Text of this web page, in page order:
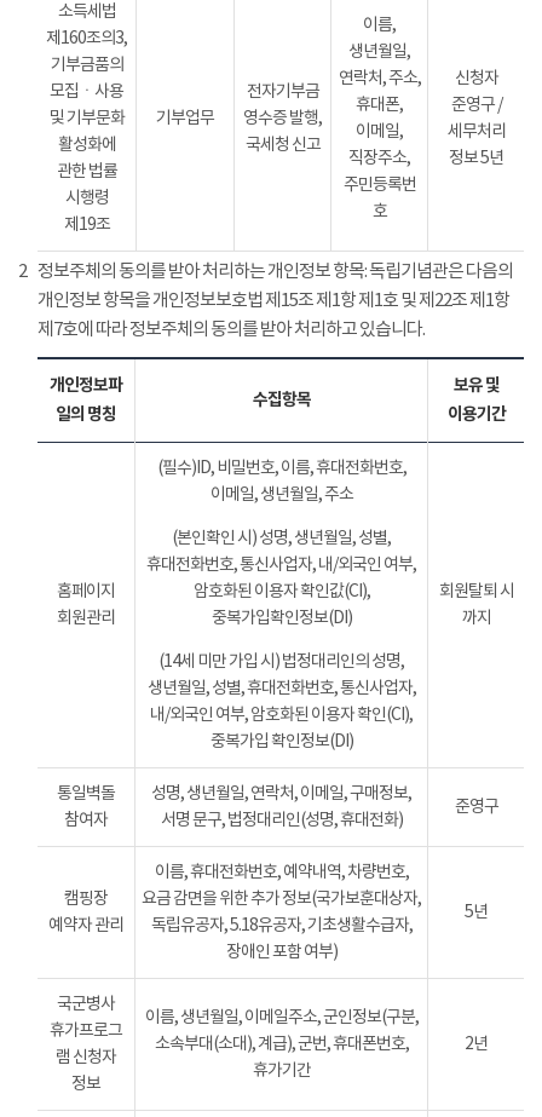
소득세법
제160조의3,
기부금품의
모집ㆍ사용
및 기부문화
활성화에
관한 법률
시행령
제19조
기부업무
전자기부금
영수증 발행,
국세청 신고
이름,
생년월일,
연락처, 주소,
휴대폰,
이메일,
직장주소,
주민등록번
호
신청자
준영구 /
세무처리
정보 5년
2 정보주체의 동의를 받아 처리하는 개인정보 항목: 독립기념관은 다음의
개인정보 항목을 개인정보보호법 제15조 제1항 제1호 및 제22조 제1항
제7호에 따라 정보주체의 동의를 받아 처리하고 있습니다.
개인정보파
일의 명칭
수집항목
보유 및
이용기간
홈페이지
회원관리
(필수)ID, 비밀번호, 이름, 휴대전화번호,
이메일, 생년월일, 주소
(본인확인 시) 성명, 생년월일, 성별,
휴대전화번호, 통신사업자, 내/외국인 여부,
암호화된 이용자 확인값(CI),
중복가입확인정보(DI)
(14세 미만 가입 시) 법정대리인의 성명,
생년월일, 성별, 휴대전화번호, 통신사업자,
내/외국인 여부, 암호화된 이용자 확인(CI),
중복가입 확인정보(DI)
회원탈퇴 시
까지
통일벽돌
참여자
성명, 생년월일, 연락처, 이메일, 구매정보,
서명 문구, 법정대리인(성명, 휴대전화)
준영구
캠핑장
예약자 관리
이름, 휴대전화번호, 예약내역, 차량번호,
요금 감면을 위한 추가 정보(국가보훈대상자,
독립유공자, 5.18유공자, 기초생활수급자,
장애인 포함 여부)
5년
국군병사
휴가프로그
램 신청자
정보
이름, 생년월일, 이메일주소, 군인정보(구분,
소속부대(소대), 계급), 군번, 휴대폰번호,
휴가기간
2년